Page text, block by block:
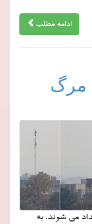
ادامه مطلب
مرگ
می شوند، به